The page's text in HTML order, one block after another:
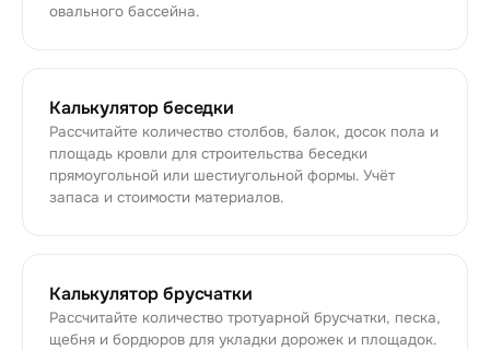
овального бассейна.
Калькулятор беседки
Рассчитайте количество столбов, балок, досок пола и
площадь кровли для строительства беседки
прямоугольной или шестиугольной формы. Учёт
запаса и стоимости материалов.
Калькулятор брусчатки
Рассчитайте количество тротуарной брусчатки, песка,
щебня и бордюров для укладки дорожек и площадок.